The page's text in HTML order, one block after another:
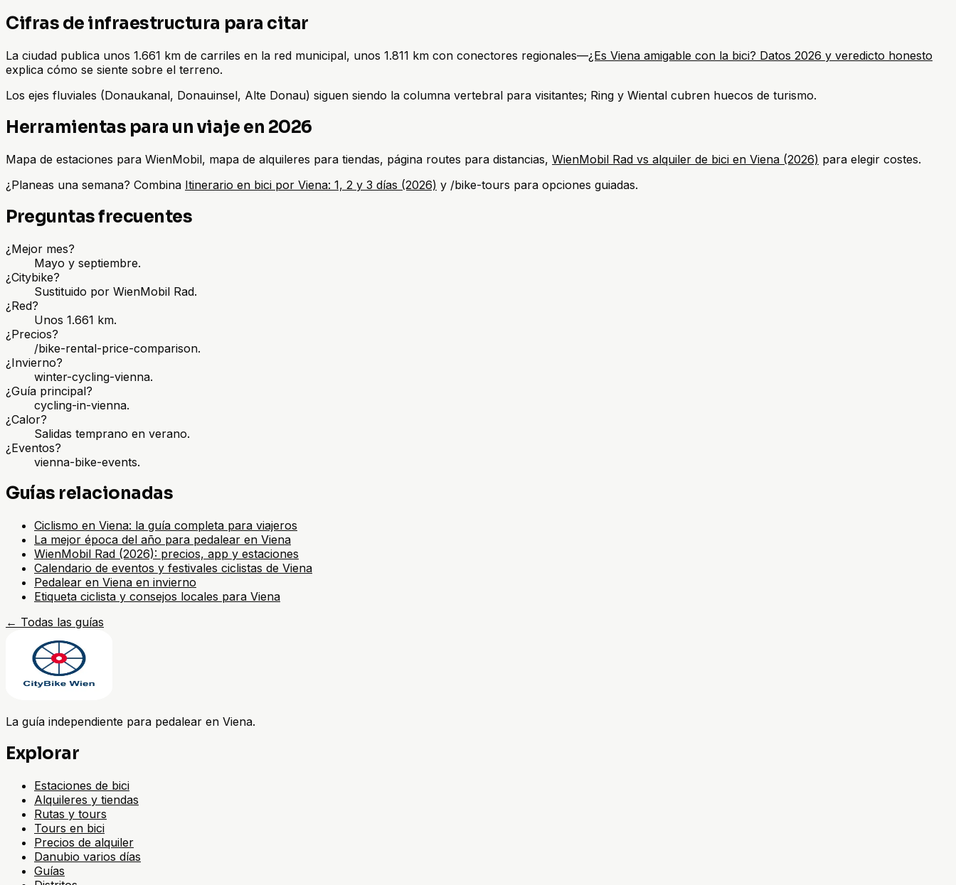
Cifras de infraestructura para citar
La ciudad publica unos 1.661 km de carriles en la red municipal, unos 1.811 km con conectores regionales—¿Es Viena amigable con la bici? Datos 2026 y veredicto honesto
explica cómo se siente sobre el terreno.
Los ejes fluviales (Donaukanal, Donauinsel, Alte Donau) siguen siendo la columna vertebral para visitantes; Ring y Wiental cubren huecos de turismo.
Herramientas para un viaje en 2026
Mapa de estaciones para WienMobil, mapa de alquileres para tiendas, página routes para distancias, WienMobil Rad vs alquiler de bici en Viena (2026) para elegir costes.
¿Planeas una semana? Combina Itinerario en bici por Viena: 1, 2 y 3 días (2026) y /bike-tours para opciones guiadas.
Preguntas frecuentes
¿Mejor mes?
Mayo y septiembre.
¿Citybike?
Sustituido por WienMobil Rad.
¿Red?
Unos 1.661 km.
¿Precios?
/bike-rental-price-comparison.
¿Invierno?
winter-cycling-vienna.
¿Guía principal?
cycling-in-vienna.
¿Calor?
Salidas temprano en verano.
¿Eventos?
vienna-bike-events.
Guías relacionadas
Ciclismo en Viena: la guía completa para viajeros
La mejor época del año para pedalear en Viena
WienMobil Rad (2026): precios, app y estaciones
Calendario de eventos y festivales ciclistas de Viena
Pedalear en Viena en invierno
Etiqueta ciclista y consejos locales para Viena
← Todas las guías
La guía independiente para pedalear en Viena.
Explorar
Estaciones de bici
Alquileres y tiendas
Rutas y tours
Tours en bici
Precios de alquiler
Danubio varios días
Guías